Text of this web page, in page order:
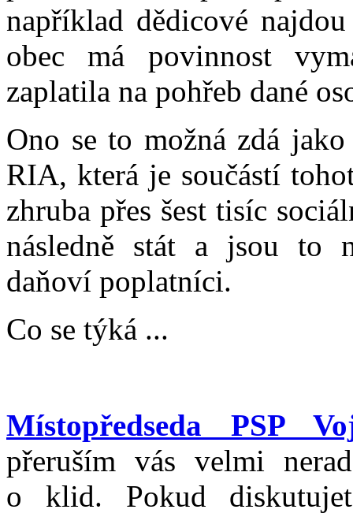
například dědicové
obec má povinnost
zaplatila na pohřeb dané
Ono se to možná zdá
RIA, která je součástí
zhruba přes šest tisíc
následně stát a jsou to
daňoví poplatníci.
Co se týká ...
Místopředseda PSP
přeruším vás velmi
o klid. Pokud